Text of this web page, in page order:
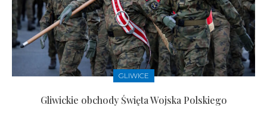
GLIWICE
Gliwickie obchody Święta Wojska Polskiego